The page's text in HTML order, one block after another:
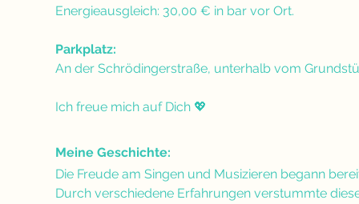
Energieausgleich: 30,00 € in bar vor Ort.
Parkplatz:
An der Schrödingerstraße, unterhalb vom
Ich freue mich auf Dich 💖
Meine Geschichte:
Die Freude am Singen und Musizieren begann
Durch verschiedene Erfahrungen verstummte